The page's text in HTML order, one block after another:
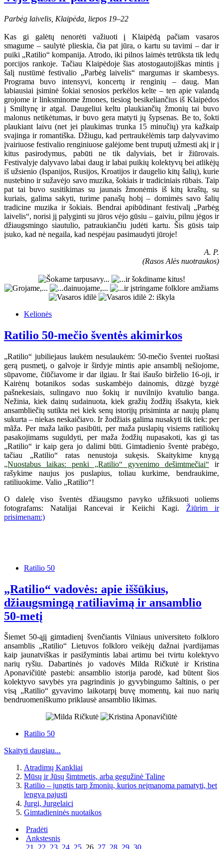
Parbėg laivelis, Klaipėda, liepos 19–22
Kas gi galėtų nenorėti važiuoti į Klaipėdą pačiam vasaros
smagume – saulytė plieskia, čia pat jūra, o kartu su tavimi – dar ir
puiki „Ratilio“ kompanija. Atrodo, iki pilnos laimės tetrūksta tik ledų
porcijos rankoje. Tačiau Klaipėdoje šias atostogautojiškas mintis į
šalį nustūmė festivalio „Parbėg laivelis“ margumas ir skambesys.
Programa buvo intensyvi, koncertų ir renginių – daug. Man
labiausiai įsiminė šokiai senosios perkėlos kelte – ten apie valandą
grojome ir linksminome žmones, tiesiog besikeliančius iš Klaipėdos
į Smiltynę ir atgal. Daugeliui keltu plaukiančių žmonių tai buvo
malonus netikėtumas, ir buvo gera matyti jų šypsenas. Be to, šokti
plaukiant laivu (net jei plaukimas trunka 15 minučių) yra kažkaip
svajinga ir romantiška. Džiugu, kad pertraukėlėmis tarp dalyvavimo
įvairiuose festivalio renginiuose galėjome bent truputį užmesti akį ir į
kitus pasirodymus, pabūti ne tik dalyviais, bet ir žiūrovais.
Festivalyje dalyvavo labai daug ir labai puikių kolektyvų bei atlikėjų
iš užsienio (Ispanijos, Rusijos, Kroatijos ir daugelio kitų šalių), kurie
nustebino ir sužavėjo savo muzika, šokiais ir tradiciniais rūbais. Taip
pat tai buvo susitikimas su jaunais žmonėmis iš kitų kraštų, su
kuriais, galima sakyti, turime panašų hobį – domimės savo šalių
tradicine muzika ir šokiais. Bendrai apibūdinant festivalį „Parbėg
laivelis“, norisi jį palyginti su jūros vėjo gūsiu – gaiviu, pilnu jėgos ir
džiaugsmingo siautulio, patraukiančiu judėti kartu. Šis gūsis taip
įsuko, kad nė negaila, kad nespėjau pasimaudyti jūroje!
A. P.
(Rasos Alės nuotraukos)
Kelionės
Ratilio 50-mečio šventės akimirkos
„Ratilio“ jubiliejaus laukėm nesulaukėm: 50-mečio šventei ruoštasi
gerą pusmetį, o galvoje ir širdyje mintis apie ansamblį nešiojome,
sūpavome, čiūčiavome ir dar ilgiau. Ir štai išaušo birželio 16-oji, ir
Kairėnų botanikos sodas suskambėjo dainomis, dūzgė byzgė
pašnekesiais, sulingavo nuo šokių ir nuvilnijo kvatulio banga.
Nežinia, kiek dainų sudainuota, kiek gražių žodžių išsakyta, kiek
ansambliečių sutikta nei kiek senų istorijų prisiminta ar naujų planų
sukurta – niekas neskaičiavo. Ir žodžiais galima nusakyti tik tiek: per
mãža. Per maža laiko pasibūti, per maža puslapių visiems ratiliokų
pasakojimams suguldyti, per maža žodžių nupasakoti, kas gi tas
„Ratilio“ ir kaip gera jo dalimi būti. Gimtadienio šventė prabėgo,
tačiau „Ratilio“ ratas nenustoja sukęsis. Skaitykime knygą
„Nuostabus laikas: penki „Ratilio“ gyvenimo dešimtmečiai“ ir
rašykime naujus jos puslapius, toliau kurkime, bendraukime,
ratiliuokime. Valio „Ratilio“!
O dalelę viso šventės džiaugsmo pavyko užfiksuoti uoliems
fotografams: Natalijai Rancevai ir Keiichi Kagi. Žiūrim ir
prisimenam:)
Ratilio 50
„Ratilio“ vadovės: apie iššūkius,
džiaugsmingą ratiliavimą ir ansamblio
50-metį
Šiemet 50-ąjį gimtadienį švenčiantis Vilniaus universiteto folkloro
ansamblis „Ratilio“ Lietuvos folkloro veikėjų dažnai įvardijamas
kaip jaunatviškas ir pasižymintis labai artimu bei tvirtu kolektyvo
narių ryšiu. Dabartinės jo vadovės Milda Ričkutė ir Kristina
Aponavičiūtė pastebi: ansamblio istorija parodė, kad būtent šios
kolektyvo savybės yra pagrindinis jo gyvybingumo šaltinis, o per
visą „Ratilio“ gyvavimo laikotarpį buvę momentų, kai nuo narių
bendruomeniškumo priklausė ansamblio likimas.
Ratilio 50
Skaityti daugiau...
Atradimų Kankliai
Mūsų ir Jūsų šimtmetis, arba gegužinė Taline
Ratilio – jungtis tarp žmonių, kurios neįmanoma pamatyti, bet
lengva pajusti
Jurgi, Jurgelaici
Gimtadieninės nuotaikos
Pradėti
Ankstesnis